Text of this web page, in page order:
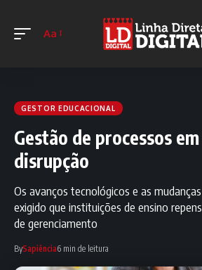
Aa
GESTOR EDUCACIONAL
Gestão de processos
disrupção
Os avanços tecnológicos e as
exigido que instituições de ensino
de gerenciamento
BySapiência6 min de leitura